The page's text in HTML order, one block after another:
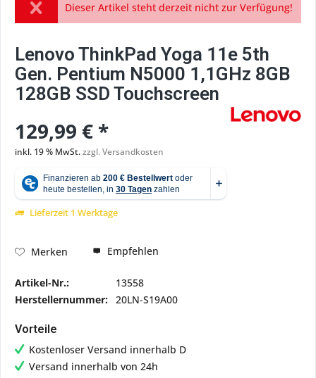
Dieser Artikel steht derzeit nicht zur Verfügung!
Lenovo ThinkPad Yoga 11e 5th
Gen. Pentium N5000 1,1GHz 8GB
128GB SSD Touchscreen
129,99 € *
inkl. 19 % MwSt.zzgl. Versandkosten
Lieferzeit 1 Werktage
Merken Empfehlen
Artikel-Nr.:
13558
Herstellernummer: 20LN-S19A00
Vorteile
Kostenloser Versand innerhalb D
Versand innerhalb von 24h